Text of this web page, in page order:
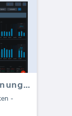
LinkedIn Ads Klicks, Öffnungen, Impressionen
-